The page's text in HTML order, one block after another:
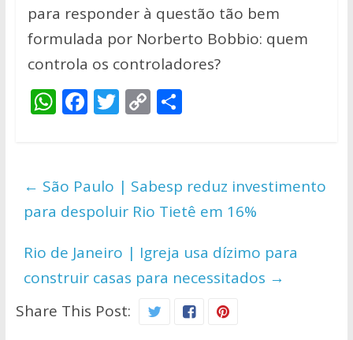
para responder à questão tão bem
formulada por Norberto Bobbio: quem
controla os controladores?
W
s
A
p
p
F
b
o
o
k
T
er
C
y
Li
n
k
S
e
← São Paulo | Sabesp reduz investimento
para despoluir Rio Tietê em 16%
Rio de Janeiro | Igreja usa dízimo para
construir casas para necessitados →
Share This Post: